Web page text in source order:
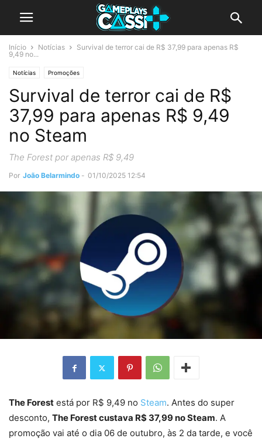
Início Notícias
Survival de terror cai de R$ 37,99 para apenas R$
9,49 no...
Notícias Promoções
Survival de terror cai de R$
37,99 para apenas R$ 9,49
no Steam
The Forest por apenas R$ 9,49
Por João Belarmindo - 01/10/2025 12:54
The Forest está por R$ 9,49 no Steam. Antes do super
desconto, The Forest custava R$ 37,99 no Steam. A
promoção vai até o dia 06 de outubro, às 2 da tarde, e você